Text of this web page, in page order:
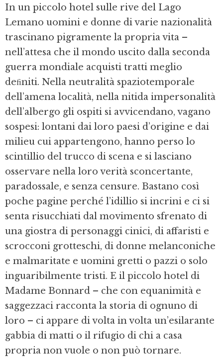
In un piccolo hotel sulle rive del Lago
Lemano uomini e donne di varie nazionalità
trascinano pigramente la propria vita –
nell’attesa che il mondo uscito dalla seconda
guerra mondiale acquisti tratti meglio
deﬁniti. Nella neutralità spaziotemporale
dell’amena località, nella nitida impersonalità
dell’albergo gli ospiti si avvicendano, vagano
sospesi: lontani dai loro paesi d’origine e dai
milieu cui appartengono, hanno perso lo
scintillio del trucco di scena e si lasciano
osservare nella loro verità sconcertante,
paradossale, e senza censure. Bastano così
poche pagine perché l’idillio si incrini e ci si
senta risucchiati dal movimento sfrenato di
una giostra di personaggi cinici, di affaristi e
scrocconi grotteschi, di donne melanconiche
e malmaritate e uomini gretti o pazzi o solo
inguaribilmente tristi. E il piccolo hotel di
Madame Bonnard – che con equanimità e
saggezzaci racconta la storia di ognuno di
loro – ci appare di volta in volta un’esilarante
gabbia di matti o il rifugio di chi a casa
propria non vuole o non può tornare.